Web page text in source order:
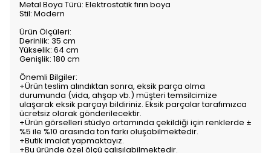
Metal Boya Türü: Elektrostatik fırın boya
Stil: Modern
Ürün Ölçüleri:
Derinlik: 35 cm
Yükselik: 64 cm
Genişlik: 180 cm
Önemli Bilgiler:
+Ürün teslim alındıktan sonra, eksik parça olma
durumunda (vida, ahşap vb.) müşteri temsilcimize
ulaşarak eksik parçayı bildiriniz. Eksik parçalar tarafımızca
ücretsiz olarak gönderilecektir.
+Ürün görselleri stüdyo ortamında çekildiği için renklerde ±
%5 ile %10 arasında ton farkı oluşabilmektedir.
+Butik imalat yapmaktayız.
+Bu üründe özel ölçü çalışılabilmektedir.